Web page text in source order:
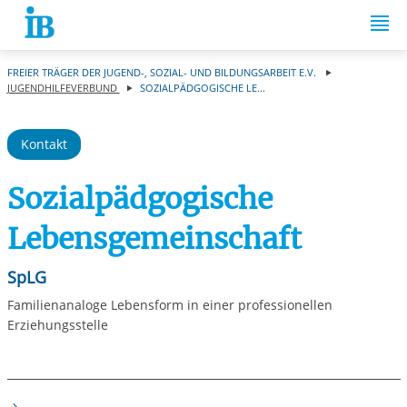
Springe zum Inhalt
FREIER TRÄGER DER JUGEND-, SOZIAL- UND BILDUNGSARBEIT E.V.
JUGENDHILFEVERBUND
SOZIALPÄDGOGISCHE LE...
Kontakt
Sozialpädgogische
Lebensgemeinschaft
SpLG
Familienanaloge Lebensform in einer professionellen
Erziehungsstelle